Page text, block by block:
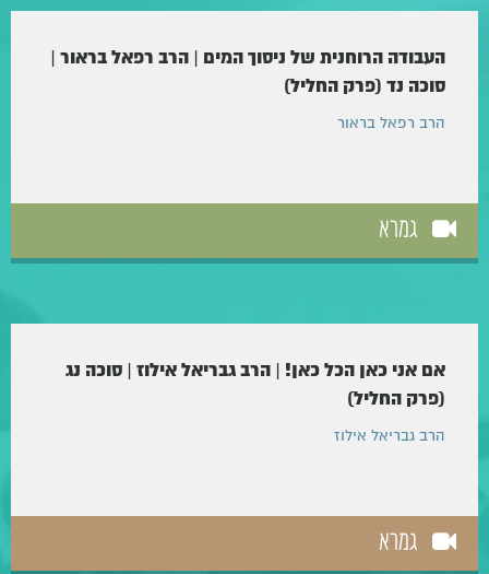
העבודה הרוחנית של ניסוך המים | הרב רפאל בראור |
סוכה נד (פרק החליל)
הרב רפאל בראור
גמרא
אם אני כאן הכל כאן! | הרב גבריאל אילוז | סוכה נג
(פרק החליל)
הרב גבריאל אילוז
גמרא